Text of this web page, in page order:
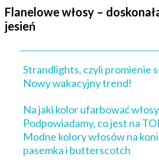
Flanelowe włosy –
jesień
Strandlights, czyli promienie
Nowy wakacyjny trend!
Na jaki kolor ufarbować
Podpowiadamy, co jest na
Modne kolory włosów na
pasemka i butterscotch